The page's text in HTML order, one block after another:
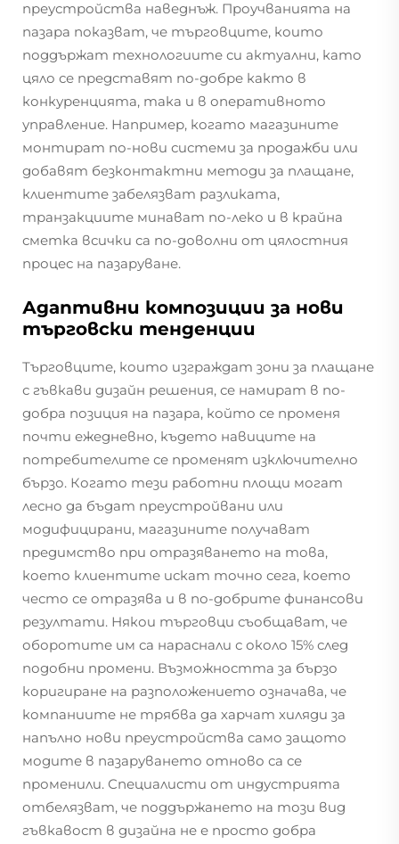
преустройства наведнъж. Проучванията на
пазара показват, че търговците, които
поддържат технологиите си актуални, като
цяло се представят по-добре както в
конкуренцията, така и в оперативното
управление. Например, когато магазините
монтират по-нови системи за продажби или
добавят безконтактни методи за плащане,
клиентите забелязват разликата,
транзакциите минават по-леко и в крайна
сметка всички са по-доволни от цялостния
процес на пазаруване.
Адаптивни композиции за нови
търговски тенденции
Търговците, които изграждат зони за плащане
с гъвкави дизайн решения, се намират в по-
добра позиция на пазара, който се променя
почти ежедневно, където навиците на
потребителите се променят изключително
бързо. Когато тези работни площи могат
лесно да бъдат преустройвани или
модифицирани, магазините получават
предимство при отразяването на това,
което клиентите искат точно сега, което
често се отразява и в по-добрите финансови
резултати. Някои търговци съобщават, че
оборотите им са нараснали с около 15% след
подобни промени. Възможността за бързо
коригиране на разположението означава, че
компаниите не трябва да харчат хиляди за
напълно нови преустройства само защото
модите в пазаруването отново са се
променили. Специалисти от индустрията
отбелязват, че поддържането на този вид
гъвкавост в дизайна не е просто добра